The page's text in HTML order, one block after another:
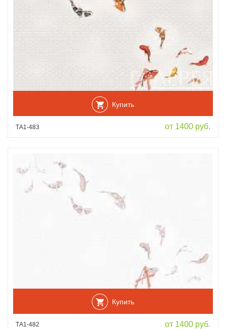
Купить
ТА1-483 от 1400 руб.
Купить
ТА1-482 от 1400 руб.